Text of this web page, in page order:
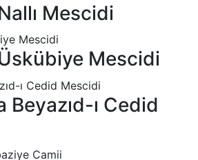
Mescidi
Mescidi
Beyazıd-ı Cedid